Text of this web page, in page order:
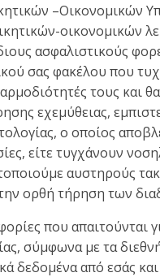
–Οικονομικών
οικονομικών
ασφαλιστικούς
σας φακέλου που
τους
εχεμύθειας,
ο οποίος
είτε τυγχάνουν
αυστηρούς
ορθή τήρηση των
που απαιτούνται
σύμφωνα με τα
δεδομένα από εσάς